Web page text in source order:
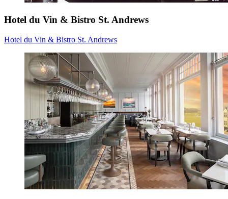
Hotel du Vin & Bistro St. Andrews
Hotel du Vin & Bistro St. Andrews